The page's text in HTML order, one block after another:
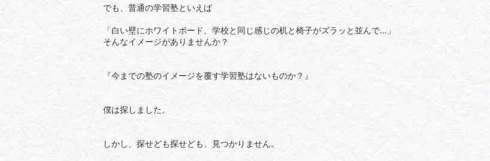
でも、普通の学習塾といえば
「白い壁にホワイトボード、学校と同じ感じの机と椅子がズラッと並んで…」
そんなイメージがありませんか？
『今までの塾のイメージを覆す学習塾はないものか？』
僕は探しました。
しかし、探せども探せども、見つかりません。